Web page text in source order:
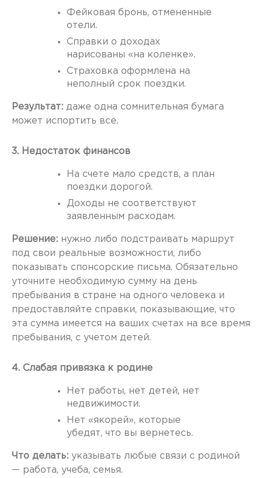
Фейковая бронь, отмененные
отели.
Справки о доходах
нарисованы «на коленке».
Страховка оформлена на
неполный срок поездки.
Результат: даже одна сомнительная бумага
может испортить все.
3. Недостаток финансов
На счете мало средств, а план
поездки дорогой.
Доходы не соответствуют
заявленным расходам.
Решение: нужно либо подстраивать маршрут
под свои реальные возможности, либо
показывать спонсорские письма. Обязательно
уточните необходимую сумму на день
пребывания в стране на одного человека и
предоставляйте справки, показывающие, что
эта сумма имеется на ваших счетах на все время
пребывания, с учетом детей.
4. Слабая привязка к родине
Нет работы, нет детей, нет
недвижимости.
Нет «якорей», которые
убедят, что вы вернетесь.
Что делать: указывать любые связи с родиной
— работа, учеба, семья.